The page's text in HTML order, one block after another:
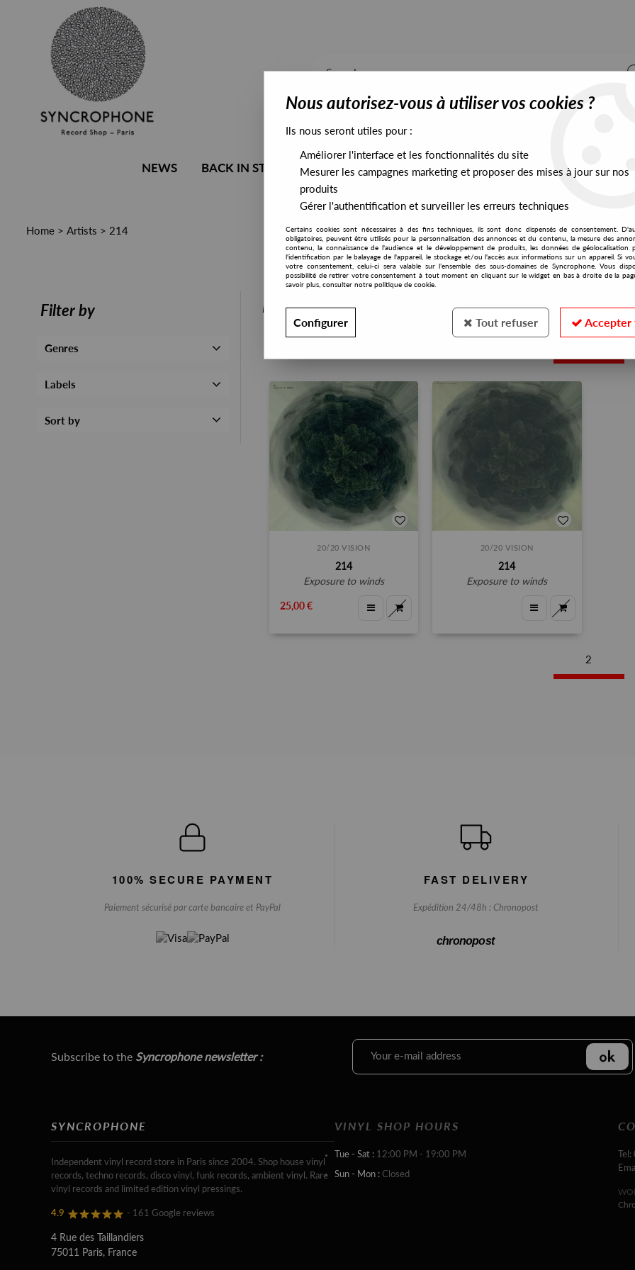
NEWS BACK IN STOCK ALL STOCK EXCLUSIVES PRESALES EXCLUSIVES
Home > Artists > 214
Filter by
Genres
Labels
Sort by
PRESALES EXCLUSIVES
20/20 VISION
214
exposure to winds
25,00 €
20/20 VISION
214
exposure to winds
2
100% SECURE PAYMENT
Paiement sécurisé par carte bancaire et PayPal
FAST DELIVERY
Expédition 24/48h : Chronopost
chronopost
Subscribe to the Syncrophone newsletter :
SYNCROPHONE
Independent vinyl record store in Paris since 2004. Shop house vinyl
records, techno records, disco vinyl, funk records, ambient vinyl. Rare
vinyl records and limited edition vinyl pressings.
4.9 - 161 Google reviews
4 Rue des Taillandiers
75011 Paris, France
VINYL SHOP HOURS
Tue - Sat : 12:00 PM - 19:00 PM
Sun - Mon : Closed
Nous autorisez-vous à utiliser vos cookies ?
Ils nous seront utiles pour :
Améliorer l'interface et les fonctionnalités du site
Mesurer les campagnes marketing et proposer des mises à jour sur nos
produits
Gérer l'authentification et surveiller les erreurs techniques
Certains cookies sont nécessaires à des fins techniques, ils sont donc dispensés de consentement.
obligatoires, peuvent être utilisés pour la personnalisation des annonces et du contenu, la mesure des
contenu, la connaissance de l'audience et le développement de produits, les données de géolocalisation
l'identification par le balayage de l'appareil, le stockage et/ou l'accès aux informations sur un appareil. Si
votre consentement, celui-ci sera valable sur l’ensemble des sous-domaines de Syncrophone. Vous
possibilité de retirer votre consentement à tout moment en cliquant sur le widget en bas à droite de la
savoir plus, consulter notre politique de cookie.
Configurer Tout refuser Accepter